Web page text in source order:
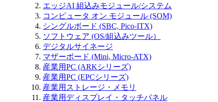
エッジAI 組込みモジュール/システム
コンピュータ オン モジュール (SOM)
シングルボード (SBC, Pico-ITX)
ソフトウェア (OS/組込みツール）
デジタルサイネージ
マザーボード (Mini, Micro-ATX)
産業用PC (ARKシリーズ)
産業用PC (EPCシリーズ)
産業用ストレージ・メモリ
産業用ディスプレイ・タッチパネル